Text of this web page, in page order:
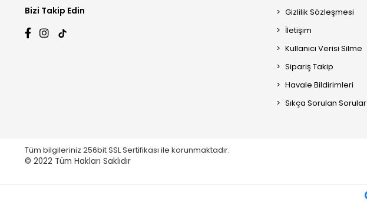
Bizi Takip Edin
Gizlilik Sözleşmesi
İletişim
Kullanıcı Verisi Silme
Sipariş Takip
Havale Bildirimleri
Sıkça Sorulan Sorular
Tüm bilgileriniz 256bit SSL Sertifikası ile korunmaktadır.
© 2022 Tüm Hakları Saklıdır